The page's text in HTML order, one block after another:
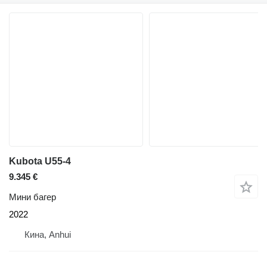
Kubota U55-4
9.345 €
Мини багер
2022
Кина, Anhui